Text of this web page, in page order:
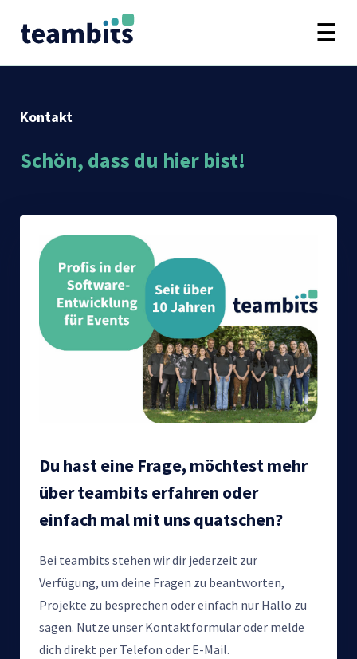
Kontakt
Schön, dass du hier bist!
Du hast eine Frage, möchtest mehr
über teambits erfahren oder
einfach mal mit uns quatschen?
Bei teambits stehen wir dir jederzeit zur
Verfügung, um deine Fragen zu beantworten,
Projekte zu besprechen oder einfach nur Hallo zu
sagen. Nutze unser Kontaktformular oder melde
dich direkt per Telefon oder E-Mail.